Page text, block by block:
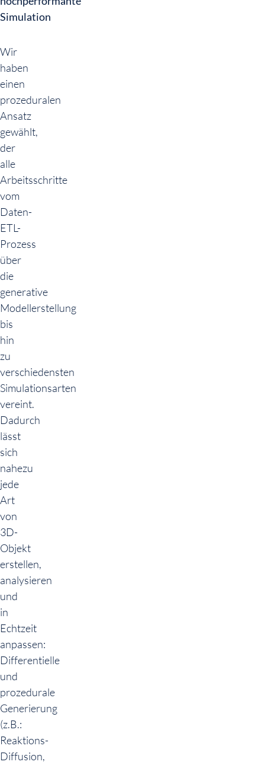
Simulation
Wir
haben
einen
prozeduralen
Ansatz
gewählt,
der
alle
Arbeitsschritte
vom
Daten-
ETL-
Prozess
über
die
generative
Modellerstellung
bis
hin
zu
verschiedensten
Simulationsarten
vereint.
Dadurch
lässt
sich
nahezu
jede
Art
von
3D-
Objekt
erstellen,
analysieren
und
in
Echtzeit
anpassen:
Differentielle
und
prozedurale
Generierung
(z.B.:
Reaktions-
Diffusion,